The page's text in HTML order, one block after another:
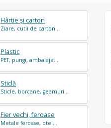
Hârtie și carton
Ziare, cutii de carton...
Plastic
PET, pungi, ambalaje...
Sticlă
Sticle, borcane, geamuri...
Fier vechi, feroase
Metale feroase, otel...